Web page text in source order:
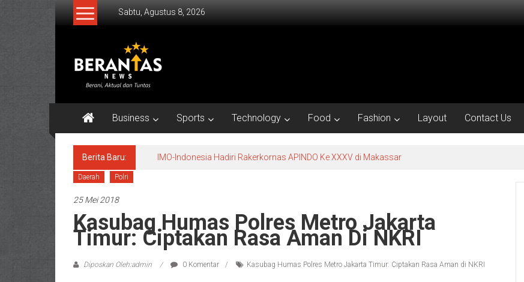
Lompat
Sabtu, Agustus 8, 2026
BERANTAS
NEWS
Tuntas.
Business Sports Technology Food Fashion Layout Contact Us
Berita Baru: IMO-Indonesia Hadiri Rakerkornas APINDO Ke XXXV di Makassar
Daerah Polri
25 Mei 2018
Kasubag Humas Polres Metro Jakarta
Timur: Ciptakan Rasa Aman Di NKRI
Diposkan Oleh:admin 0 Komentar Kasubag Humas Polres Metro Jakarta Timur: Ciptakan Rasa Aman di NKRI